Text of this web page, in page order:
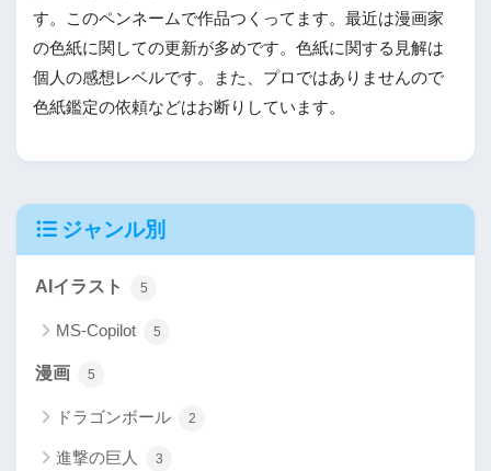
す。このペンネームで作品つくってます。最近は漫画家
の色紙に関しての更新が多めです。色紙に関する見解は
個人の感想レベルです。また、プロではありませんので
色紙鑑定の依頼などはお断りしています。
ジャンル別
AIイラスト 5
MS-Copilot 5
漫画 5
ドラゴンボール 2
進撃の巨人 3